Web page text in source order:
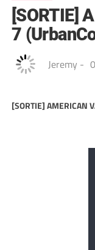
[SORTIE]
7
Jeremy -
[SORTIE] AMERICAN